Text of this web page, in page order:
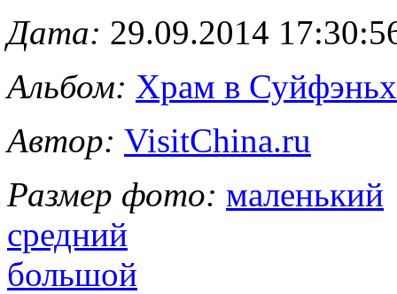
Дата: 29.09.2014
Альбом: Храм в
Автор: VisitChina.ru
Размер фото: маленький
средний
большой